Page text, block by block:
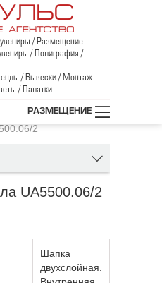
/ Размещение
/ Полиграфия /
/ Вывески / Монтаж
/ Палатки
РАЗМЕЩЕНИЕ
/
2
UA5500.06/2
Шапка
двухслойная.